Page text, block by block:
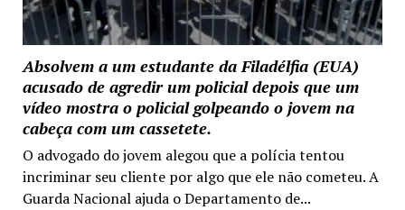
Absolvem a um estudante da Filadélfia (EUA)
acusado de agredir um policial depois que um
vídeo mostra o policial golpeando o jovem na
cabeça com um cassetete.
O advogado do jovem alegou que a polícia tentou
incriminar seu cliente por algo que ele não cometeu. A
Guarda Nacional ajuda o Departamento de...